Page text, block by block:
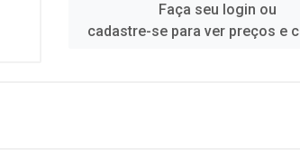
Faça seu login ou
cadastre-se para ver preços e